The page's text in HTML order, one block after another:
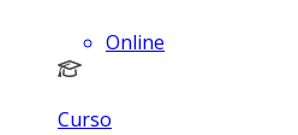
Online
Curso